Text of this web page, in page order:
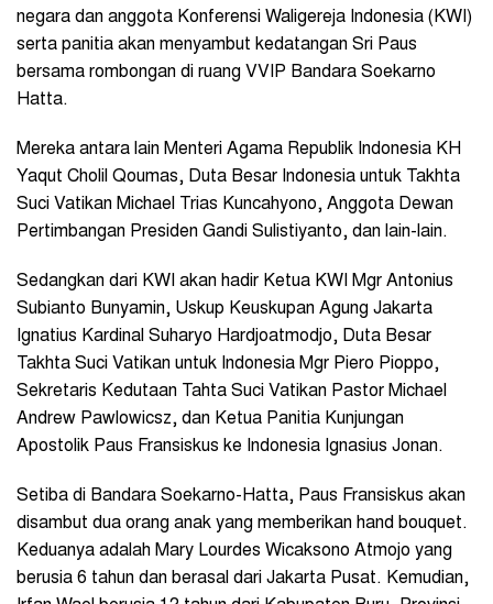
negara dan anggota Konferensi Waligereja Indonesia (KWI)
serta panitia akan menyambut kedatangan Sri Paus
bersama rombongan di ruang VVIP Bandara Soekarno
Hatta.
Mereka antara lain Menteri Agama Republik Indonesia KH
Yaqut Cholil Qoumas, Duta Besar Indonesia untuk Takhta
Suci Vatikan Michael Trias Kuncahyono, Anggota Dewan
Pertimbangan Presiden Gandi Sulistiyanto, dan lain-lain.
Sedangkan dari KWI akan hadir Ketua KWI Mgr Antonius
Subianto Bunyamin, Uskup Keuskupan Agung Jakarta
Ignatius Kardinal Suharyo Hardjoatmodjo, Duta Besar
Takhta Suci Vatikan untuk Indonesia Mgr Piero Pioppo,
Sekretaris Kedutaan Tahta Suci Vatikan Pastor Michael
Andrew Pawlowicsz, dan Ketua Panitia Kunjungan
Apostolik Paus Fransiskus ke Indonesia Ignasius Jonan.
Setiba di Bandara Soekarno-Hatta, Paus Fransiskus akan
disambut dua orang anak yang memberikan hand bouquet.
Keduanya adalah Mary Lourdes Wicaksono Atmojo yang
berusia 6 tahun dan berasal dari Jakarta Pusat. Kemudian,